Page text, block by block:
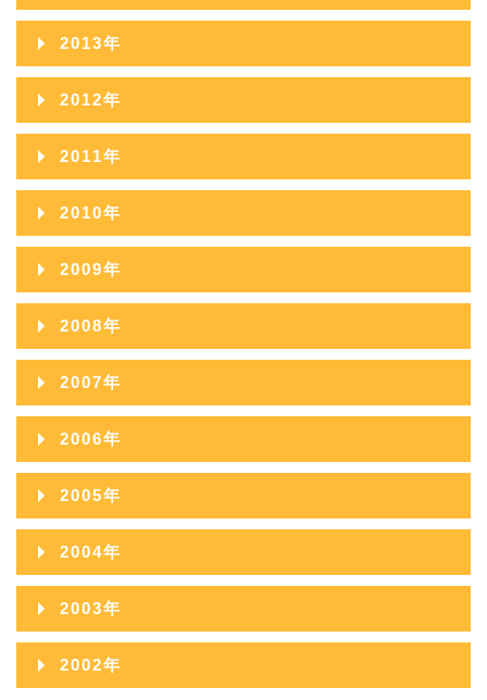
2016年10月
2016年09月
2016年08月
2016年07月
2016年06月
2016年05月
2016年03月
2016年02月
2016年01月
2015年11月
2015年10月
2015年09月
2015年08月
2015年07月
2015年06月
2015年05月
2015年03月
2015年02月
2015年01月
2014年12月
2014年11月
2014年10月
2014年09月
2014年08月
2014年07月
2014年06月
2014年05月
2014年03月
2014年02月
2014年01月
2013年
2013年12月
2013年11月
2013年10月
2013年09月
2013年08月
2013年07月
2013年06月
2013年05月
2013年03月
2013年02月
2013年01月
2012年
2012年12月
2012年11月
2012年10月
2012年09月
2012年08月
2012年07月
2012年06月
2012年05月
2012年03月
2012年02月
2012年01月
2011年
2011年12月
2011年11月
2011年10月
2011年09月
2011年08月
2011年07月
2011年06月
2011年05月
2011年03月
2011年02月
2010年
2010年12月
2010年11月
2010年10月
2010年09月
2010年08月
2010年07月
2010年06月
2010年05月
2010年03月
2009年
2009年12月
2009年11月
2009年10月
2009年09月
2009年08月
2009年07月
2009年06月
2009年05月
2008年
2008年12月
2008年11月
2008年10月
2008年09月
2008年08月
2008年07月
2008年06月
2008年05月
2007年
2007年12月
2007年11月
2007年10月
2007年09月
2007年08月
2007年07月
2006年
2006年12月
2006年11月
2006年10月
2006年09月
2006年08月
2005年
2005年12月
2005年11月
2005年10月
2005年09月
2004年
2004年12月
2004年11月
2004年10月
2003年
2003年12月
2002年